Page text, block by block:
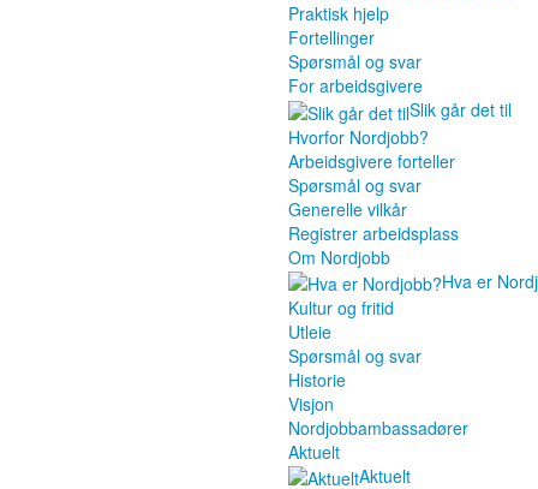
Praktisk hjelp
Fortellinger
Spørsmål og svar
For arbeidsgivere
Slik går det til
Hvorfor Nordjobb?
Arbeidsgivere forteller
Spørsmål og svar
Generelle vilkår
Registrer arbeidsplass
Om Nordjobb
Hva er
Kultur og fritid
Utleie
Spørsmål og svar
Historie
Visjon
Nordjobbambassadører
Aktuelt
Aktuelt